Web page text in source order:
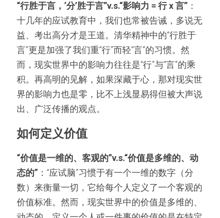
“行胜于言，’分’胜于言”v.s.“影响力 = 行 x 言” ：
十几年的应试教育中，我们也常被告诫，多说无
益、考出高分才是王道。清华精神中的“行胜于
言”更是加强了我们重“行”而轻“言”的习惯。然
而，现实世界中的影响力往往是“行”与“言”的乘
积。再高明的见解，如果深藏于心，那对现实世
界的影响力也是零，比不上浅显易得但被大声说
出、广泛传播的观点。
如何定义价值
“价值是一维的、客观的”v.s.“价值是多维的、动
态的” ：“应试脑”习惯于有一个一维的数字（分
数）来衡量一切，它给每个人定义了一个客观的
价值标准。然而，现实世界中的价值是多维的、